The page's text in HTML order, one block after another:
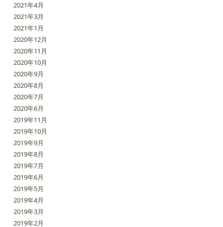
2021年4月
2021年3月
2021年1月
2020年12月
2020年11月
2020年10月
2020年9月
2020年8月
2020年7月
2020年6月
2019年11月
2019年10月
2019年9月
2019年8月
2019年7月
2019年6月
2019年5月
2019年4月
2019年3月
2019年2月